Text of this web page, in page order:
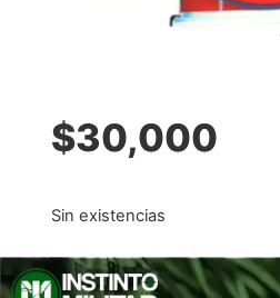
$30,000
Sin existencias